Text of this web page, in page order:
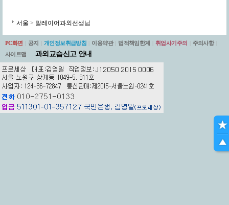
서울 > 말레이어과외선생님
PC화면 공지 개인정보취급방침 이용약관 법적책임한계 취업사기주의 주의사항
사이트맵
과외교습신고 안내